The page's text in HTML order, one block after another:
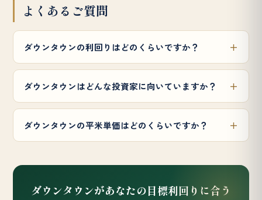
よくあるご質問
ダウンタウンの利回りはどのくらいですか？
ダウンタウンはどんな投資家に向いていますか？
ダウンタウンの平米単価はどのくらいですか？
ダウンタウンがあなたの目標利回りに合う